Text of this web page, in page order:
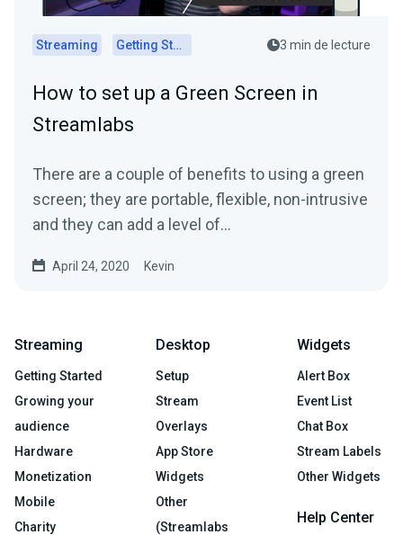
Streaming Getting Started 3 min de lecture
How to set up a Green Screen in
Streamlabs
There are a couple of benefits to using a green
screen; they are portable, flexible, non-intrusive
and they can add a level of…
April 24, 2020 Kevin
Streaming
Getting Started
Growing your
audience
Hardware
Monetization
Mobile
Charity
Desktop
Setup
Stream
Overlays
App Store
Widgets
Other
(Streamlabs
Widgets
Alert Box
Event List
Chat Box
Stream Labels
Other Widgets
Help Center